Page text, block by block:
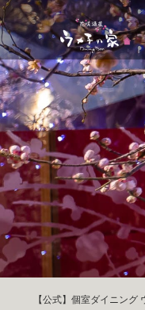
【公式】個室ダイニング